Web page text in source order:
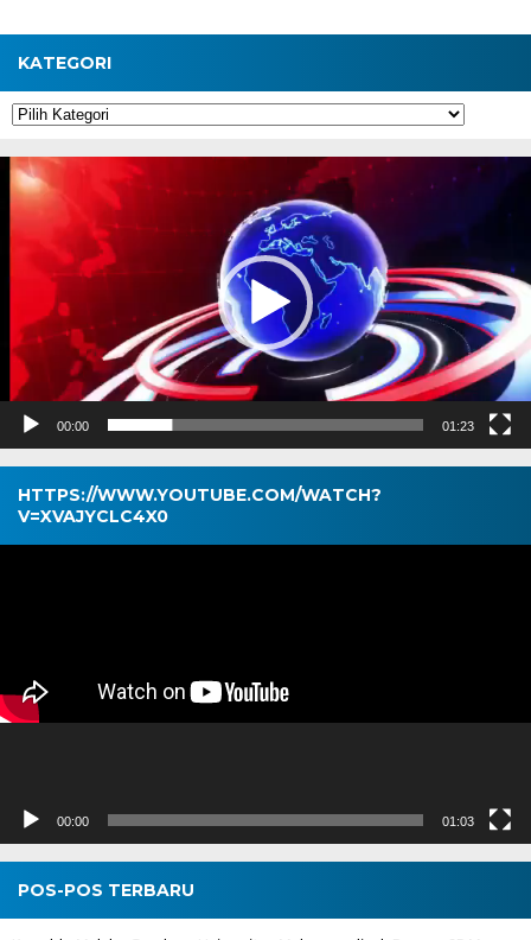
KATEGORI
Kategori
Pemutar
Video
00:00 01:23
HTTPS://WWW.YOUTUBE.COM/WATCH?
V=XVAJYCLC4X0
Pemutar
00:00 01:03
POS-POS TERBARU